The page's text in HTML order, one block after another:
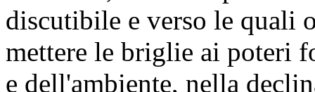
discutibile e verso le quali
mettere le briglie ai poteri
e dell'ambiente, nella